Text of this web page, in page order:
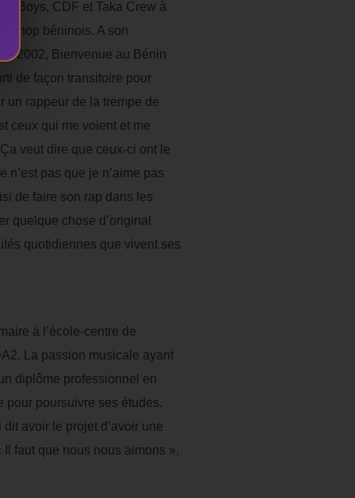
Boys, CDF et Taka Crew à
hop béninois. A son
2002, Bienvenue au Bénin
de façon transitoire pour
un rappeur de la trempe de
ceux qui me voient et me
veut dire que ceux-ci ont le
n’est pas que je n’aime pas
de faire son rap dans les
quelque chose d’original
quotidiennes que vivent ses
à l’école-centre de
La passion musicale ayant
diplôme professionnel en
pour poursuivre ses études.
avoir le projet d’avoir une
faut que nous nous aimons »,